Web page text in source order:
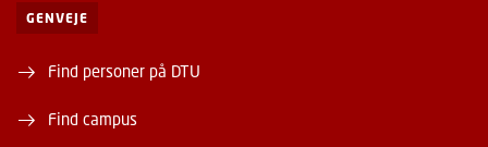
GENVEJE
Find personer på DTU
Find campus